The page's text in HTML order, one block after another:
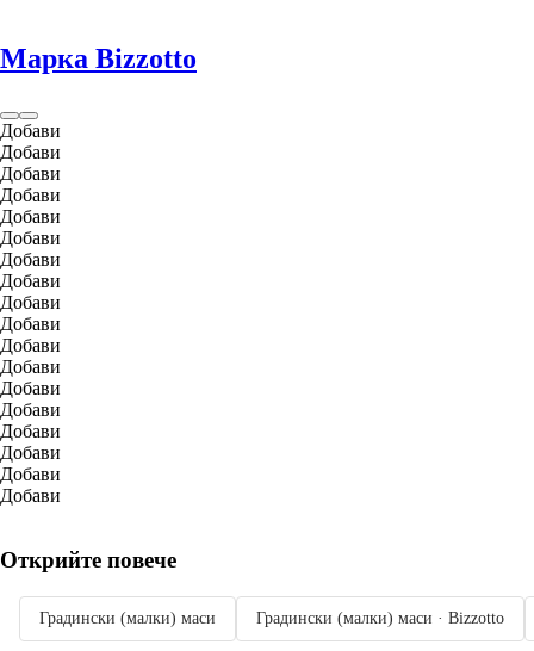
Марка Bizzotto
Добави
Добави
Добави
Добави
Добави
Добави
Добави
Добави
Добави
Добави
Добави
Добави
Добави
Добави
Добави
Добави
Добави
Добави
Открийте повече
Градински (малки) маси Градински (малки) маси · Bizzotto